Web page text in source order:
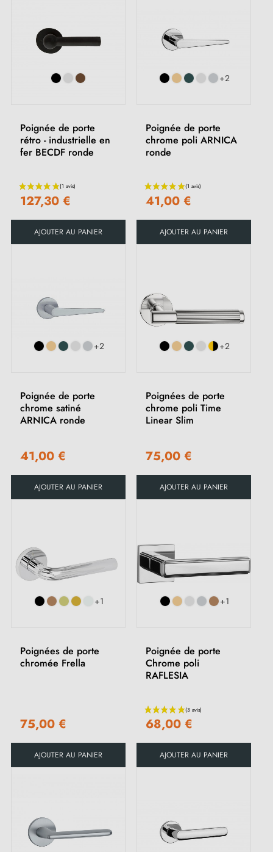
Poignée de porte
rétro - industrielle en
fer BECDF ronde
127,30 €
AJOUTER AU PANIER
+2
Poignée de porte
chrome poli ARNICA
ronde
41,00 €
AJOUTER AU PANIER
+2
Poignée de porte
chrome satiné
ARNICA ronde
41,00 €
AJOUTER AU PANIER
+2
Poignées de porte
chrome poli Time
Linear Slim
75,00 €
AJOUTER AU PANIER
+1
Poignées de porte
chromée Frella
75,00 €
AJOUTER AU PANIER
+1
Poignée de porte
Chrome poli
RAFLESIA
68,00 €
AJOUTER AU PANIER